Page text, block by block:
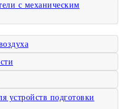
с механическим
устройств подготовки